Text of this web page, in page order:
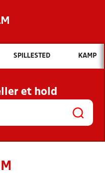
Hvad vil du søge efter?
OG NYHEDER
KLUBBER OG
SPILLESTED KAMP
et hold